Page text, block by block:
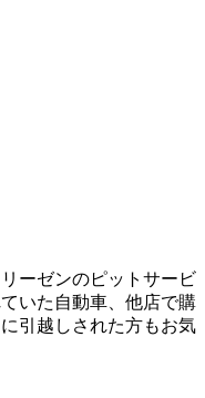
ーゼンのピットサービ
いた自動車、他店で購
引越しされた方もお気